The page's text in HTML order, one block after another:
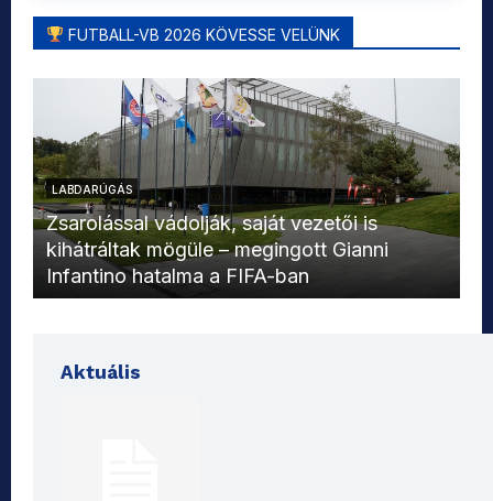
FUTBALL-VB 2026 KÖVESSE VELÜNK
LABDARÚGÁS
Zsarolással vádolják, saját vezetői is
kihátráltak mögüle – megingott Gianni
Infantino hatalma a FIFA-ban
Aktuális